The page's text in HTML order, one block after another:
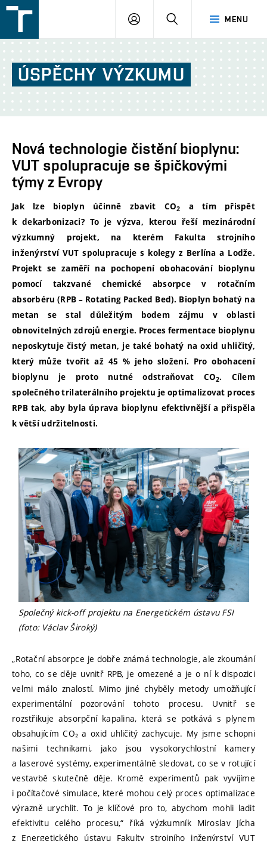
v
Brně
MENU
PŘIHLÁŠENÍ
ÚSPĚCHY VÝZKUMU
Nová technologie čistění bioplynu:
VUT spolupracuje se špičkovými
týmy z Evropy
Jak lze bioplyn účinně zbavit CO2
a tím přispět
k dekarbonizaci? To je výzva, kterou řeší mezinárodní
výzkumný projekt, na kterém Fakulta strojního
inženýrství VUT spolupracuje s kolegy z Berlína a Lodže.
Projekt se zaměří na pochopení obohacování bioplynu
pomocí takzvané chemické absorpce v rotačním
absorbéru (RPB – Rotating Packed Bed). Bioplyn bohatý na
metan se stal důležitým bodem zájmu v oblasti
obnovitelných zdrojů energie. Proces fermentace bioplynu
neposkytuje čistý metan, je také bohatý na oxid uhličitý,
který může tvořit až 45 % jeho složení. Pro obohacení
bioplynu je proto nutné odstraňovat CO2. Cílem
společného trilaterálního projektu je optimalizovat proces
RPB tak, aby byla úprava bioplynu efektivnější a přispěla
k větší udržitelnosti.
Společný kick-off projektu na Energetickém ústavu FSI
(foto: Václav Široký)
„Rotační absorpce je dobře známá technologie, ale zkoumání
toho, co se děje uvnitř RPB, je omezené a je o ní k dispozici
velmi málo znalostí. Mimo jiné chyběly metody umožňující
experimentální pozorování tohoto procesu. Uvnitř se
rozstřikuje absorpční kapalina, která se potkává s plynem
obsahujícím CO₂ a oxid uhličitý zachycuje. My jsme schopni
našimi technikami, jako jsou vysokorychlostní kamery
a laserové systémy, experimentálně sledovat, co se v rotující
vestavbě skutečně děje. Kromě experimentů pak vyvíjíme
i počítačové simulace, které mohou celý proces optimalizace
výrazně urychlit. To je klíčové pro to, abychom mohli ladit
efektivitu celého procesu,“ říká výzkumník Miroslav Jícha
z Energetického ústavu Fakulty strojního inženýrství VUT